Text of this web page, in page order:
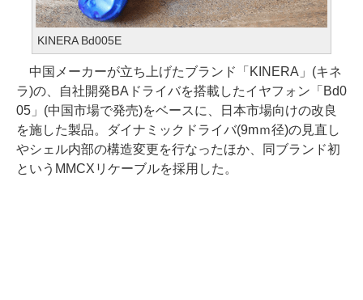
KINERA Bd005E
中国メーカーが立ち上げたブランド「KINERA」(キネ
ラ)の、自社開発BAドライバを搭載したイヤフォン「Bd0
05」(中国市場で発売)をベースに、日本市場向けの改良
を施した製品。ダイナミックドライバ(9mｍ径)の見直し
やシェル内部の構造変更を行なったほか、同ブランド初
というMMCXリケーブルを採用した。